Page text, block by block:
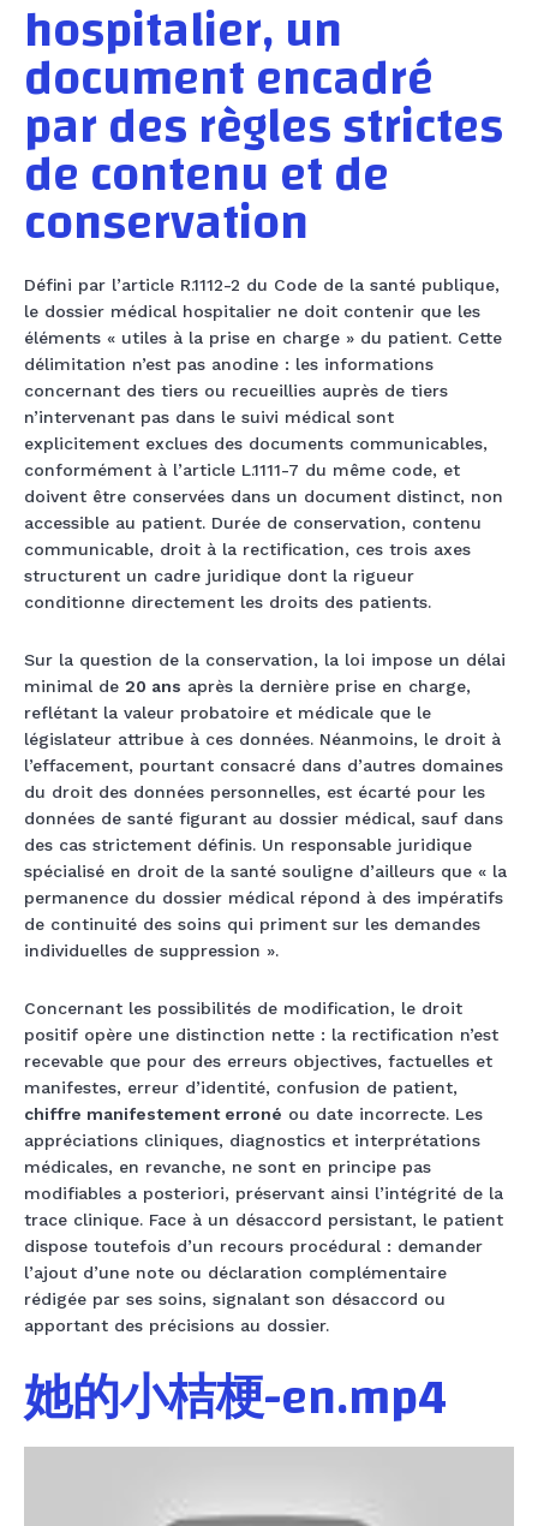
hospitalier, un
document encadré
par des règles strictes
de contenu et de
conservation
Défini par l’article R.1112-2 du Code de la santé publique,
le dossier médical hospitalier ne doit contenir que les
éléments « utiles à la prise en charge » du patient. Cette
délimitation n’est pas anodine : les informations
concernant des tiers ou recueillies auprès de tiers
n’intervenant pas dans le suivi médical sont
explicitement exclues des documents communicables,
conformément à l’article L.1111-7 du même code, et
doivent être conservées dans un document distinct, non
accessible au patient. Durée de conservation, contenu
communicable, droit à la rectification, ces trois axes
structurent un cadre juridique dont la rigueur
conditionne directement les droits des patients.
Sur la question de la conservation, la loi impose un délai
minimal de 20 ans après la dernière prise en charge,
reflétant la valeur probatoire et médicale que le
législateur attribue à ces données. Néanmoins, le droit à
l’effacement, pourtant consacré dans d’autres domaines
du droit des données personnelles, est écarté pour les
données de santé figurant au dossier médical, sauf dans
des cas strictement définis. Un responsable juridique
spécialisé en droit de la santé souligne d’ailleurs que « la
permanence du dossier médical répond à des impératifs
de continuité des soins qui priment sur les demandes
individuelles de suppression ».
Concernant les possibilités de modification, le droit
positif opère une distinction nette : la rectification n’est
recevable que pour des erreurs objectives, factuelles et
manifestes, erreur d’identité, confusion de patient,
chiffre manifestement erroné ou date incorrecte. Les
appréciations cliniques, diagnostics et interprétations
médicales, en revanche, ne sont en principe pas
modifiables a posteriori, préservant ainsi l’intégrité de la
trace clinique. Face à un désaccord persistant, le patient
dispose toutefois d’un recours procédural : demander
l’ajout d’une note ou déclaration complémentaire
rédigée par ses soins, signalant son désaccord ou
apportant des précisions au dossier.
她的小桔梗-en.mp4